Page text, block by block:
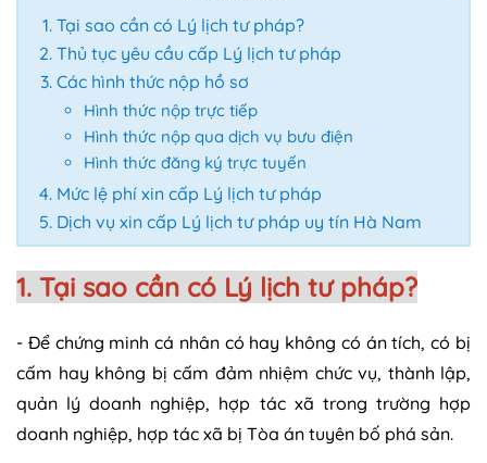
Tại sao cần có Lý lịch tư pháp?
Thủ tục yêu cầu cấp Lý lịch tư pháp
Các hình thức nộp hồ sơ
Hình thức nộp trực tiếp
Hình thức nộp qua dịch vụ bưu điện
Hình thức đăng ký trực tuyến
Mức lệ phí xin cấp Lý lịch tư pháp
Dịch vụ xin cấp Lý lịch tư pháp uy tín Hà Nam
1. Tại sao cần có Lý lịch tư pháp?
- Để chứng minh cá nhân có hay không có án tích, có bị
cấm hay không bị cấm đảm nhiệm chức vụ, thành lập,
quản lý doanh nghiệp, hợp tác xã trong trường hợp
doanh nghiệp, hợp tác xã bị Tòa án tuyên bố phá sản.